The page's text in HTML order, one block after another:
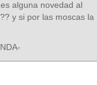
alguna novedad al
y si por las moscas la